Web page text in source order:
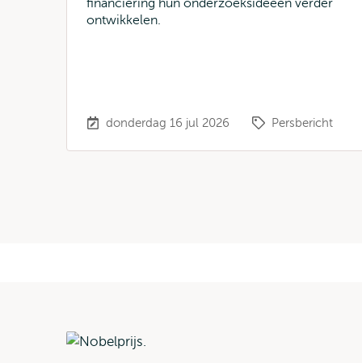
financiering hun onderzoeksideeën verder
ontwikkelen.
donderdag 16 jul 2026 Persbericht